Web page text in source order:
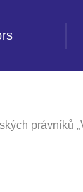
právníků